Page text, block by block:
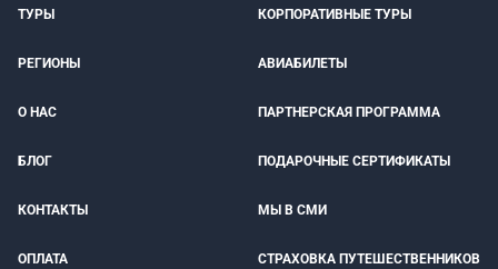
ТУРЫ КОРПОРАТИВНЫЕ ТУРЫ
РЕГИОНЫ АВИАБИЛЕТЫ
О НАС ПАРТНЕРСКАЯ ПРОГРАММА
БЛОГ ПОДАРОЧНЫЕ СЕРТИФИКАТЫ
КОНТАКТЫ МЫ В СМИ
ОПЛАТА СТРАХОВКА ПУТЕШЕСТВЕННИКОВ